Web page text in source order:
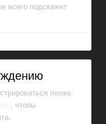
всего подскажет
позже.
, чтобы